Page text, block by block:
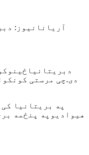
آریانانیوز:
دی.چی مرستی
په بریتانیا
هیوادیوپه پنځمه